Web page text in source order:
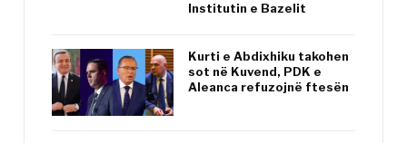
Institutin e Bazelit
Kurti e Abdixhiku takohen
sot në Kuvend, PDK e
Aleanca refuzojnë ftesën